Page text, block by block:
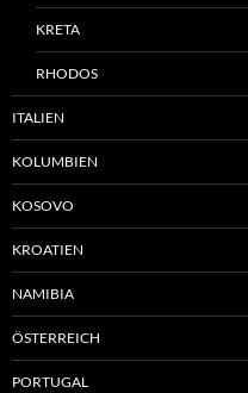
KRETA
RHODOS
ITALIEN
KOLUMBIEN
KOSOVO
KROATIEN
NAMIBIA
ÖSTERREICH
PORTUGAL